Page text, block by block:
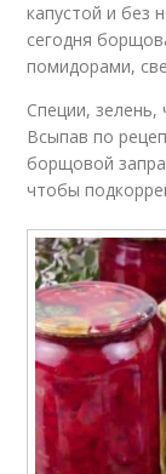
капустой и без
сегодня
помидорами,
Специи,
Всыпав по
борщовой
чтобы